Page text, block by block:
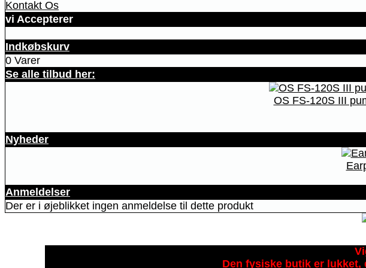
Kontakt Os
vi Accepterer
Indkøbskurv
0 Varer
Se alle tilbud her:
OS FS-120S III
Nyheder
Anmeldelser
Der er i øjeblikket ingen anmeldelse til dette produkt
Den fysiske butik er lukket,